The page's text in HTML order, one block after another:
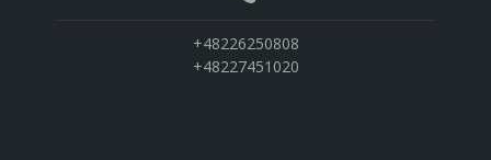
+48226250808
+48227451020